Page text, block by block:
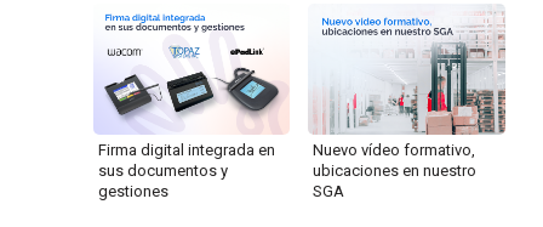
Firma digital integrada en
sus documentos y
gestiones
Nuevo vídeo formativo,
ubicaciones en nuestro
SGA